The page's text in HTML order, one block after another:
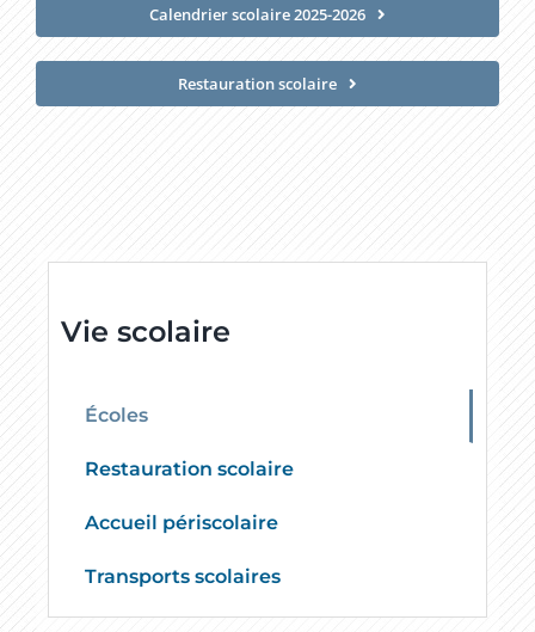
Calendrier scolaire 2025-2026
Restauration scolaire
Vie scolaire
Écoles
Restauration scolaire
Accueil périscolaire
Transports scolaires